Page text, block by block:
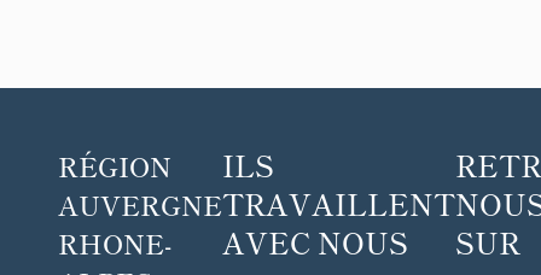
RÉGION
AUVERGNE
RHONE-
ILS
TRAVAILLENT
AVEC NOUS
SUR